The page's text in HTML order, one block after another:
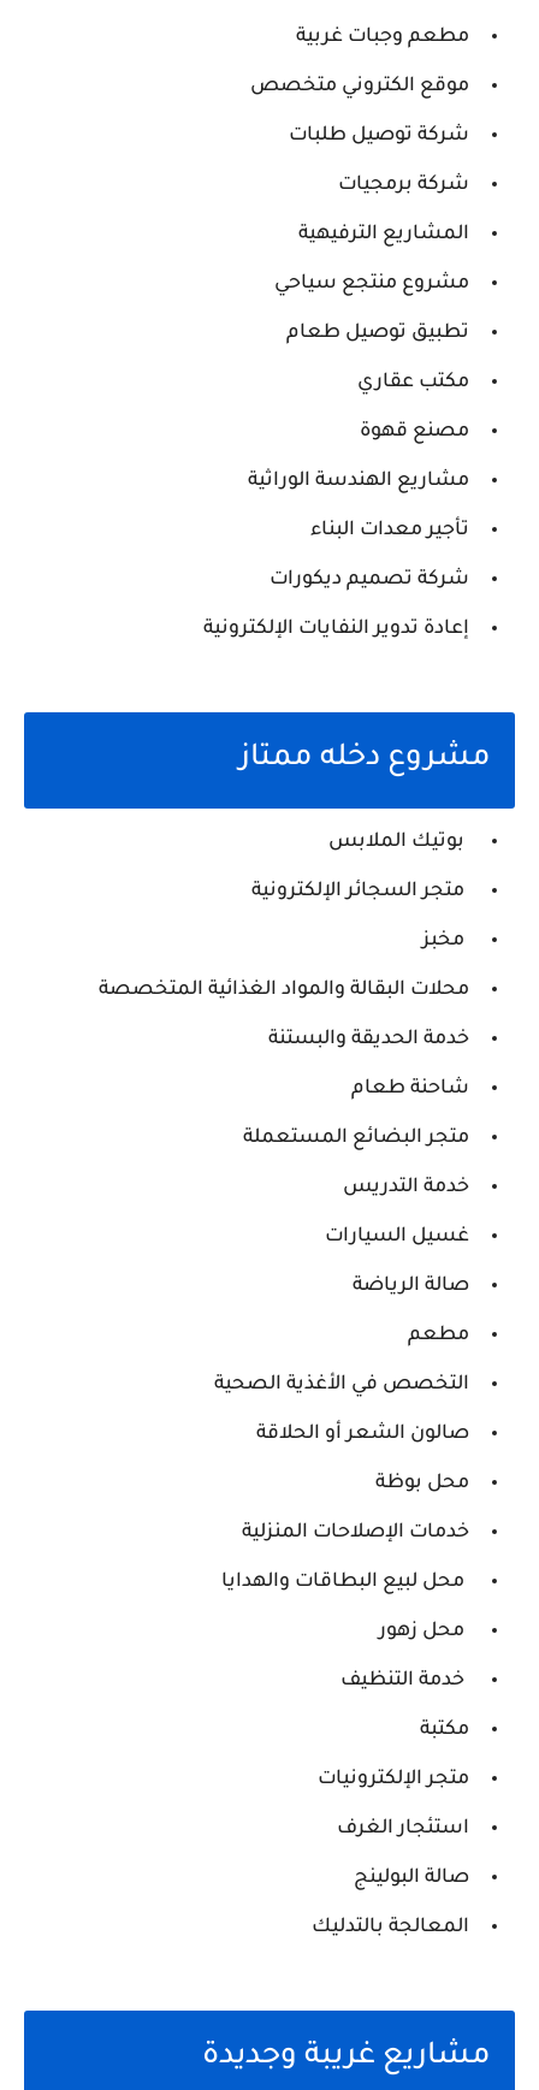
مطعم وجبات غربية
موقع الكتروني متخصص
شركة توصيل طلبات
شركة برمجيات
المشاريع الترفيهية
مشروع منتجع سياحي
تطبيق توصيل طعام
مكتب عقاري
مصنع قهوة
مشاريع الهندسة الوراثية
تأجير معدات البناء
شركة تصميم ديكورات
إعادة تدوير النفايات الإلكترونية
مشروع دخله ممتاز
بوتيك الملابس
متجر السجائر الإلكترونية
مخبز
محلات البقالة والمواد الغذائية المتخصصة
خدمة الحديقة والبستنة
شاحنة طعام
متجر البضائع المستعملة
خدمة التدريس
غسيل السيارات
صالة الرياضة
مطعم
التخصص في الأغذية الصحية
صالون الشعر أو الحلاقة
محل بوظة
خدمات الإصلاحات المنزلية
محل لبيع البطاقات والهدايا
محل زهور
خدمة التنظيف
مكتبة
متجر الإلكترونيات
استئجار الغرف
صالة البولينج
المعالجة بالتدليك
مشاريع غريبة وجديدة